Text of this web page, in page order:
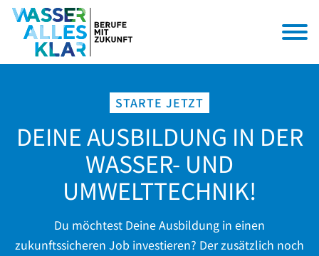
STARTE JETZT
DEINE AUSBILDUNG IN DER
WASSER- UND
UMWELTTECHNIK!
Du möchtest Deine Ausbildung in einen
zukunftssicheren Job investieren? Der zusätzlich noch